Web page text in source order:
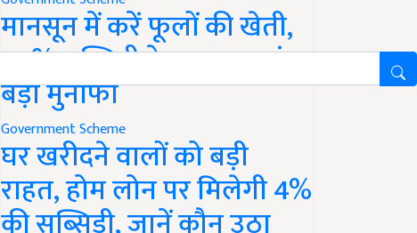
मानसून में करें फूलों की खेती,
50% सब्सिडी के साथ कमाएं
बड़ा मुनाफा
Government Scheme
घर खरीदने वालों को बड़ी
राहत, होम लोन पर मिलेगी 4%